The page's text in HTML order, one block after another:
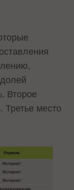
Второе
Третье место